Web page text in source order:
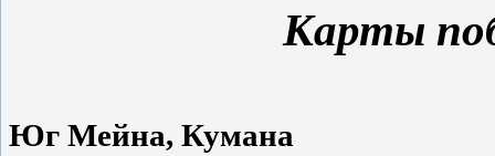
Карты
Юг Мейна, Кумана